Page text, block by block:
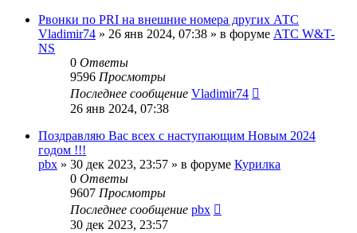
Pвонки по PRI на внешние номера других АТС
Vladimir74 » 26 янв 2024, 07:38 » в форуме АТС W&T-
NS
0 Ответы
9596 Просмотры
Последнее сообщение Vladimir74
26 янв 2024, 07:38
Поздравляю Вас всех с наступающим Новым 2024
годом !!!
pbx » 30 дек 2023, 23:57 » в форуме Курилка
0 Ответы
9607 Просмотры
Последнее сообщение pbx
30 дек 2023, 23:57